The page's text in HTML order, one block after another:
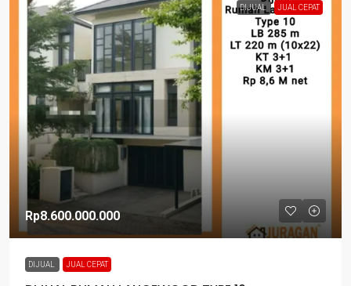
DIJUAL JUAL CEPAT
Rp8.600.000.000
DIJUAL JUAL CEPAT